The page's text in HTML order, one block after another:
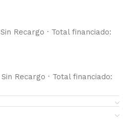
Sin Recargo · Total financiado:
Sin Recargo · Total financiado: